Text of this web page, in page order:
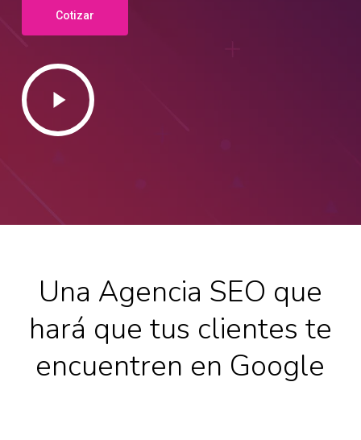
Cotizar
Play
Video
Una Agencia SEO que
hará que tus clientes te
encuentren en Google